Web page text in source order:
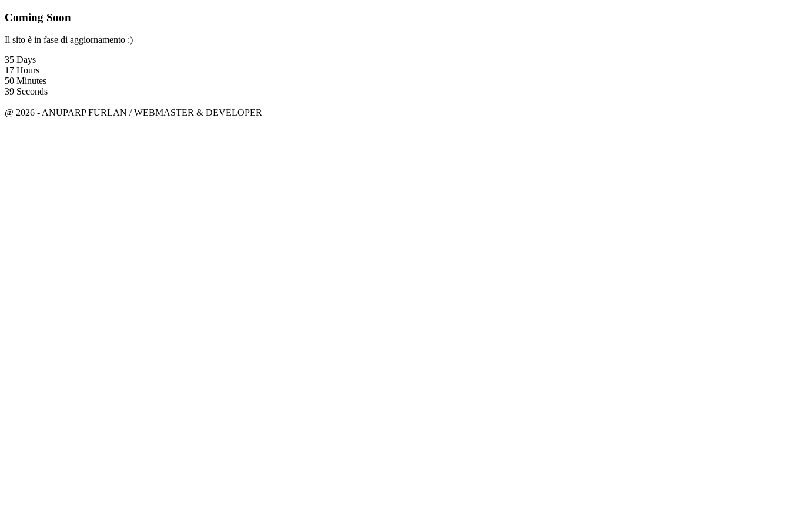
Coming Soon
Il sito è in fase di aggiornamento :)
35 Days
17 Hours
50 Minutes
39 Seconds
@ 2026 - ANUPARP FURLAN / WEBMASTER & DEVELOPER